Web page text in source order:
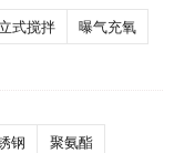
立式搅拌
曝气充氧
钢
聚氨酯